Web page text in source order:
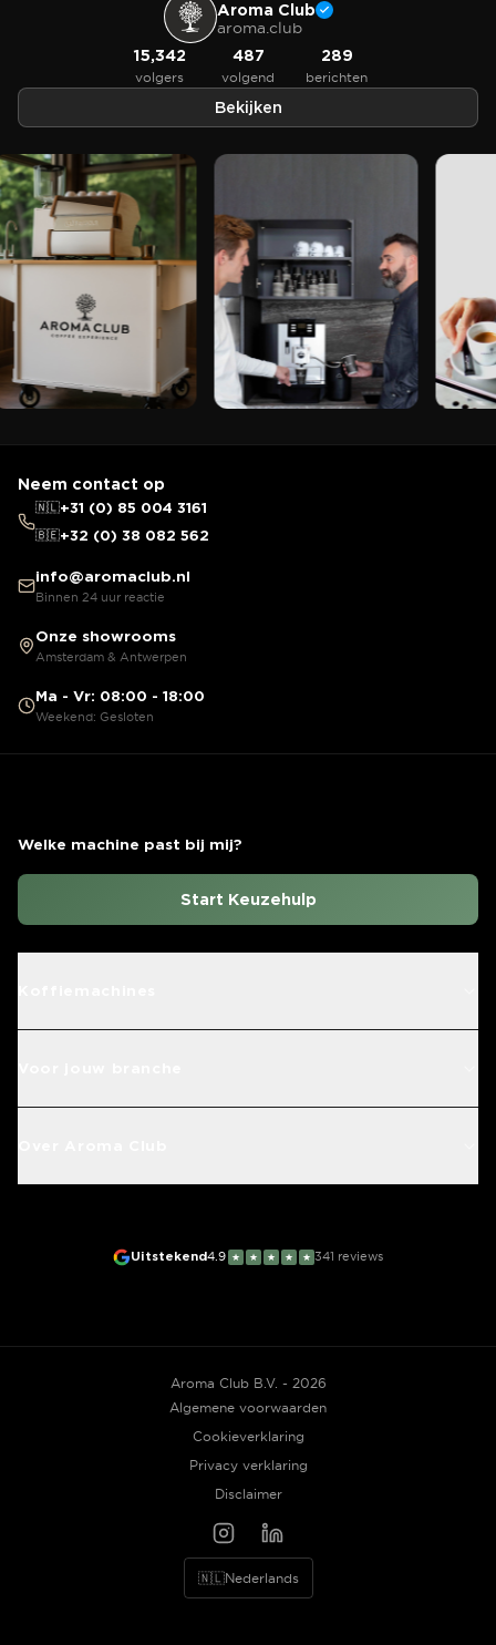
Aroma Club
aroma.club
15,342
volgers
487
volgend
289
berichten
Bekijken
Neem contact op
🇳🇱+31 (0) 85 004 3161
🇧🇪+32 (0) 38 082 562
info@aromaclub.nl
Binnen 24 uur reactie
Onze showrooms
Amsterdam & Antwerpen
Ma - Vr: 08:00 - 18:00
Weekend: Gesloten
Welke machine past bij mij?
Start Keuzehulp
Uitstekend4.9 ★ ★ ★ ★ ★ 341 reviews
Aroma Club B.V. - 2026
Algemene voorwaarden
Cookieverklaring
Privacy verklaring
Disclaimer
🇳🇱Nederlands